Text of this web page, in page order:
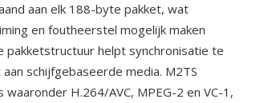
aan elk 188-byte pakket, wat
en foutheerstel mogelijk maken
helpt synchronisatie te
schijfgebaseerde media. M2TS
H.264/AVC, MPEG-2 en VC-1,